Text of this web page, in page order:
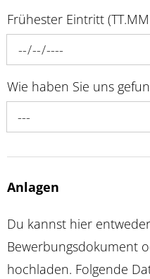
Frühester Eintritt
Wie haben Sie uns
---
Anlagen
Du kannst hier
Bewerbungsdokument
hochladen. Folgende